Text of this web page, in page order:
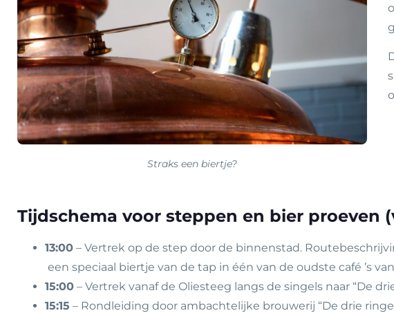
Straks een biertje?
Tijdschema voor steppen en bier proeven
13:00 – Vertrek op de step door de binnenstad.
een speciaal biertje van de tap in één van de oudste café ’s
15:00 – Vertrek vanaf de Oliesteeg langs de singels naar “De
15:15 – Rondleiding door ambachtelijke brouwerij “De drie